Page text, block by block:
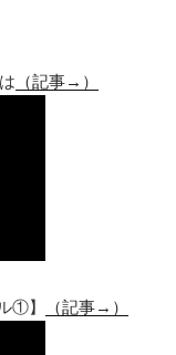
（記事→）
①】 （記事→）